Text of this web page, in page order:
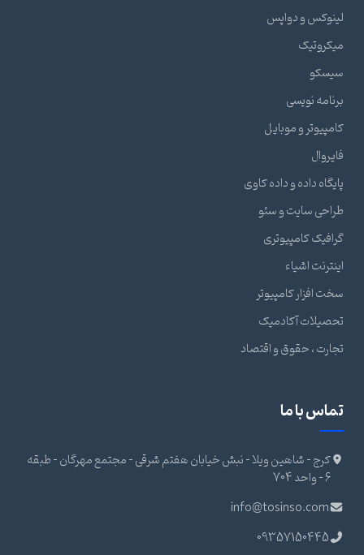
لینوکس و دواپس
میکروتیک
سیسکو
برنامه نویسی
کامپیوتر و موبایل
فایروال
پایگاه داده و داده کاوی
طراحی سایت و سئو
گرافیک کامپیوتری
اینترنت اشیاء
سخت افزار کامپیوتر
تحصیلات آکادمیک
تجارت ، حقوق و اقتصاد
تماس با ما
کرج - شاهین ویلا - نبش خیابان هفتم شرقی - مجتمع مهرگان - طبقه
6 - واحد 704
info@tosinso.com
09357150445